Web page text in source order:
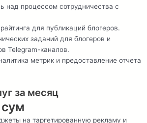
над процессом сотрудничества с
для публикаций блогеров.
заданий для блогеров и
Telegram-каналов.
метрик и предоставление отчета
за месяц
на таргетированную рекламу и